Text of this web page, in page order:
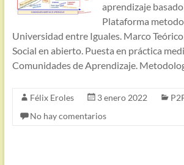
aprendizaje
Plataforma
Universidad entre Iguales. Marco
Social en abierto. Puesta en práctica
Comunidades de Aprendizaje.
Félix Eroles 3 enero 2022
No hay comentarios